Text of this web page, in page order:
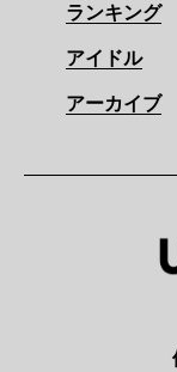
ランキング
アイドル
アーカイブ